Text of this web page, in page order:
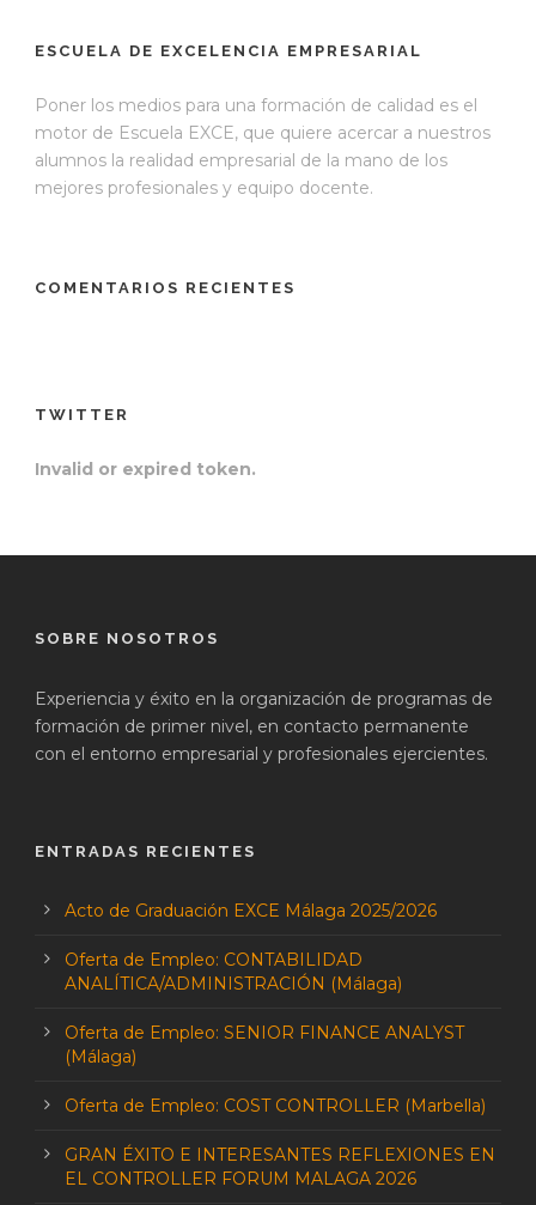
ESCUELA DE EXCELENCIA EMPRESARIAL
Poner los medios para una formación de calidad es el
motor de Escuela EXCE, que quiere acercar a nuestros
alumnos la realidad empresarial de la mano de los
mejores profesionales y equipo docente.
COMENTARIOS RECIENTES
TWITTER
Invalid or expired token.
SOBRE NOSOTROS
Experiencia y éxito en la organización de programas de
formación de primer nivel, en contacto permanente
con el entorno empresarial y profesionales ejercientes.
ENTRADAS RECIENTES
Acto de Graduación EXCE Málaga 2025/2026
Oferta de Empleo: CONTABILIDAD
ANALÍTICA/ADMINISTRACIÓN (Málaga)
Oferta de Empleo: SENIOR FINANCE ANALYST
(Málaga)
Oferta de Empleo: COST CONTROLLER (Marbella)
GRAN ÉXITO E INTERESANTES REFLEXIONES EN
EL CONTROLLER FORUM MALAGA 2026